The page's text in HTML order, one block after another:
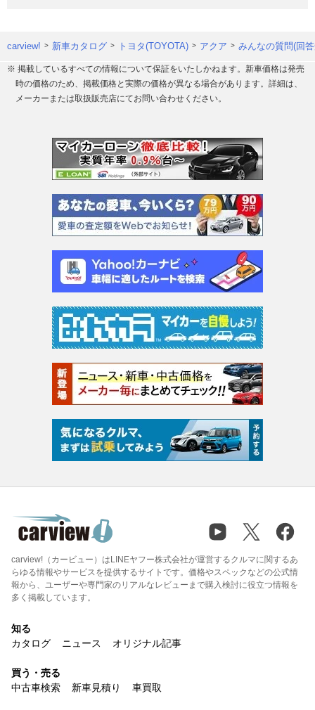
carview! 新車カタログ トヨタ(TOYOTA) アクア みんなの質問(回
※ 掲載しているすべての情報について保証をいたしかねます。新車価格は発売
時の価格のため、掲載価格と実際の価格が異なる場合があります。詳細は、
メーカーまたは取扱販売店にてお問い合わせください。
carview!（カービュー）はLINEヤフー株式会社が運営するクルマに関するあ
らゆる情報やサービスを提供するサイトです。価格やスペックなどの公式情
報から、ユーザーや専門家のリアルなレビューまで購入検討に役立つ情報を
多く掲載しています。
知る
カタログ
ニュース オリジナル記事
買う・売る
中古車検索
新車見積り 車買取